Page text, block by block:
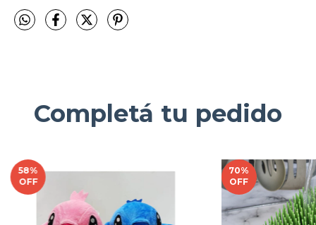
Completá tu pedido
58%
OFF
70%
OFF